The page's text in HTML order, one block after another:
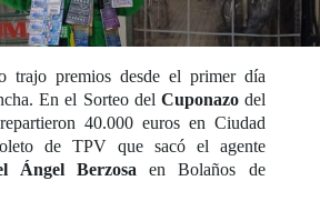
trajo premios desde el primer día
En el Sorteo del Cuponazodel
40.000 euros en Ciudad
de TPV que sacó el agente
Ángel Berzosa en Bolaños de